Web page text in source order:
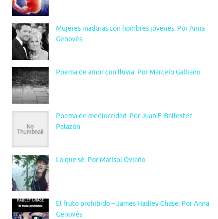
Mujeres maduras con hombres jóvenes. Por Anna
Genovés
Poema de amor con lluvia. Por Marcelo Galliano
Poema de mediocridad. Por Juan F. Ballester
Palazón
Lo que sé. Por Marisol Oviaño
El fruto prohibido – James Hadley Chase. Por Anna
Genovés